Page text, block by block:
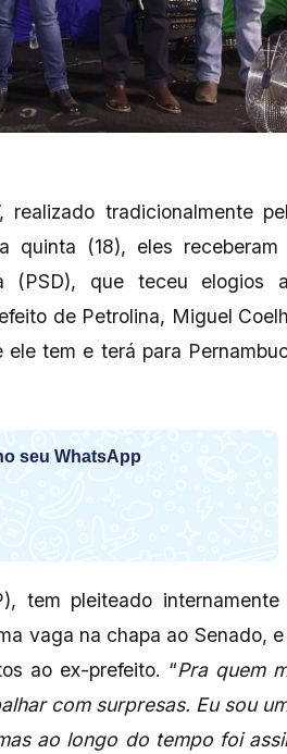
, realizado tradicionalmente
quinta (18), eles receberam
(PSD), que teceu elogios
de Petrolina, Miguel
tem e terá para
seu WhatsApp
tem pleiteado internamente
vaga na chapa ao Senado, e
ao ex-prefeito. “Pra quem
com surpresas. Eu sou
ao longo do tempo foi